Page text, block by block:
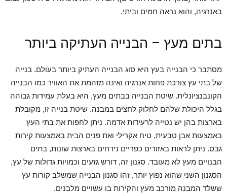
באנרגיה, והוא נראה חמים וביתי.
בתים מעץ – הבנייה העתיקה ביותר
מסתבר כי הבנייה בעץ היא סוג הבנייה העתיק ביותר בעולם. בנייה
של בתי עץ צורכת פחות אנרגיה ואינה מזהמת את האוויר כמו הבנייה
הקונבנציונלית. שיטת הבנייה בבתים מעץ, היא בעלת עמידות גבוהה
בגלל היכולת שלהם לחלוק לחצים במבנה. שיטת בנייה זו, מקובלת
בארצות בהן יש נטייה לרעידות אדמה. ניתן לחפות את בתי העץ
באמצעות אבן טבעית, טיח אקרילי ואת פנים הבית באמצעות קירות
גבס. ניתן לראות באזורים כפריים נידחים בארצות שונות, בתים
הבנויים מעץ לא מעובד. סגנון זה, דורש גזעים וכמויות גדולות של עץ,
הסגנון השני שהוא נפוץ יותר, זהו סגנון הבנייה שמשלב קורות עץ
ששלד המבנה מורכב מעץ והקירות בו עשויים מלבנים.